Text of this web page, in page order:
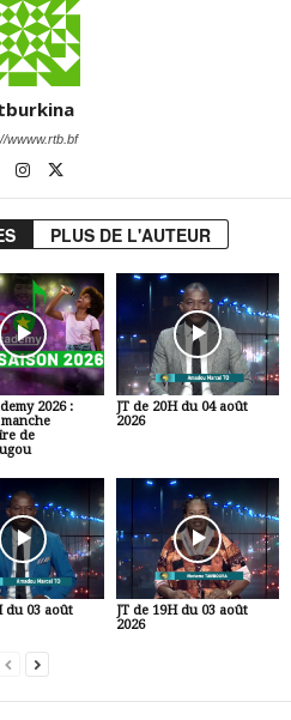
wwww.rtb.bf
PLUS DE L'AUTEUR
2026 :
de
JT de 20H du 04 août
2026
du 03 août
JT de 19H du 03 août
2026